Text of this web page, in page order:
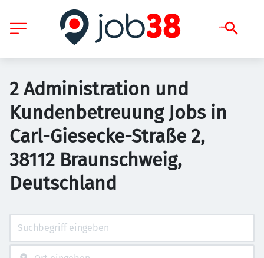
2 Administration und
Kundenbetreuung Jobs in
Carl-Giesecke-Straße 2,
38112 Braunschweig,
Deutschland